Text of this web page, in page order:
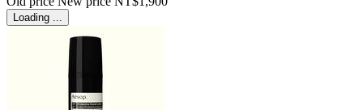
Loading ...